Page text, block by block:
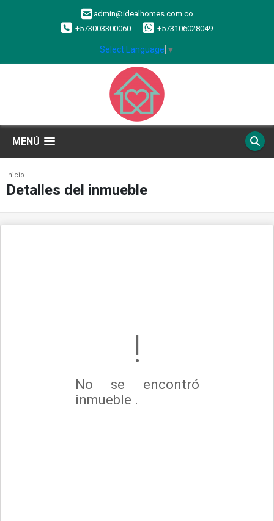
admin@idealhomes.com.co
+573003300060
+573106028049
Select Language ▼
MENÚ
Inicio
Detalles del inmueble
No se encontró
inmueble .